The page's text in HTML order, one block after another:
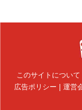
このサイトについて
広告ポリシー
運営